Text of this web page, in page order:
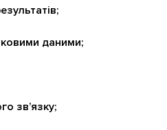
даними;
зв’язку;